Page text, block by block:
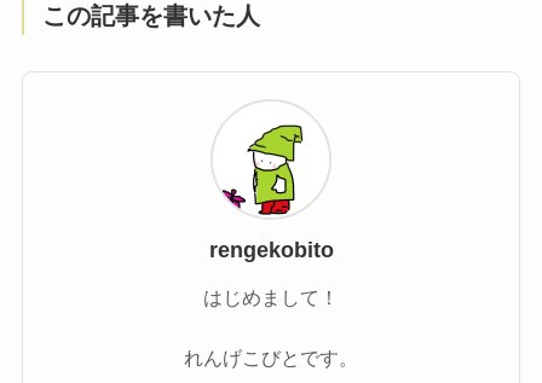
この記事を書いた人
rengekobito
はじめまして！
れんげこびとです。